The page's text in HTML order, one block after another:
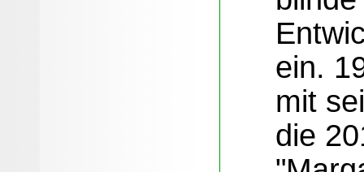
ein.
mit
die